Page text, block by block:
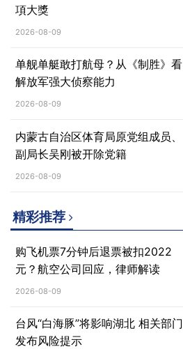
項大獎
2026-08-09
单舰单艇敢打航母？从《制胜》看
解放军强大侦察能力
2026-08-09
内蒙古自治区体育局原党组成员、
副局长吴刚被开除党籍
2026-08-09
精彩推荐
购飞机票7分钟后退票被扣2022
元？航空公司回应，律师解读
2026-08-09
台风“白海豚”将影响湖北 相关部门
发布风险提示